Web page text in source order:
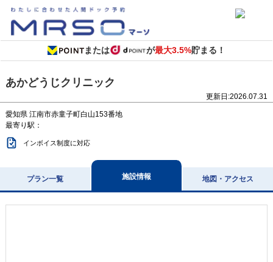
または が最大3.5%貯まる！
あかどうじクリニック
更新日:2026.07.31
愛知県 江南市赤童子町白山153番地
最寄り駅：
インボイス制度に対応
プラン一覧 施設情報 地図・アクセス